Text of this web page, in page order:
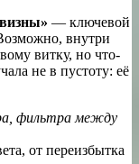
— ключевой
внутри
витку, но что-
не в пустоту: её
фильтра между
от переизбытка